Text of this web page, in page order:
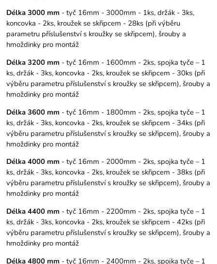
Délka 3000 mm - tyč 16mm - 3000mm - 1ks, držák - 3ks,
koncovka - 2ks, kroužek se skřipcem - 28ks (při výběru
parametru příslušenství s kroužky se skřipcem), šrouby a
hmoždinky pro montáž
Délka 3200 mm - tyč 16mm - 1600mm - 2ks, spojka tyče – 1
ks, držák - 3ks, koncovka - 2ks, kroužek se skřipcem - 30ks (při
výběru parametru příslušenství s kroužky se skřipcem), šrouby a
hmoždinky pro montáž
Délka 3600 mm - tyč 16mm - 1800mm - 2ks, spojka tyče – 1
ks, držák - 3ks, koncovka - 2ks, kroužek se skřipcem - 34ks (při
výběru parametru příslušenství s kroužky se skřipcem), šrouby a
hmoždinky pro montáž
Délka 4000 mm - tyč 16mm - 2000mm - 2ks, spojka tyče – 1
ks, držák - 3ks, koncovka - 2ks, kroužek se skřipcem - 38ks (při
výběru parametru příslušenství s kroužky se skřipcem), šrouby a
hmoždinky pro montáž
Délka 4400 mm - tyč 16mm - 2200mm - 2ks, spojka tyče – 1
ks, držák - 3ks, koncovka - 2ks, kroužek se skřipcem - 42ks (při
výběru parametru příslušenství s kroužky se skřipcem), šrouby a
hmoždinky pro montáž
Délka 4800 mm - tyč 16mm - 2400mm - 2ks, spojka tyče – 1